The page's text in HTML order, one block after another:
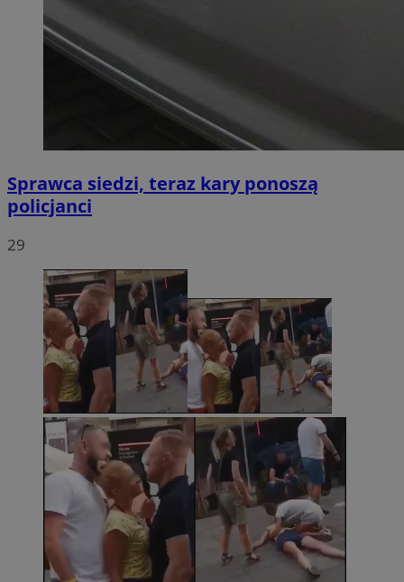
Sprawca siedzi, teraz kary ponoszą
policjanci
29